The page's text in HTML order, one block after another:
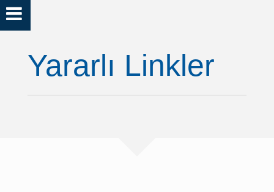
Yararlı Linkler